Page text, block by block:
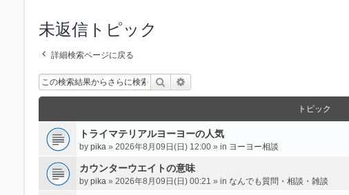
未返信トピック
詳細検索ページに戻る
検索
トピック
トライマテリアルヨーヨーの人気
by pika » 2026年8月09日(日) 12:00 » in ヨーヨー相談
カウンターウエイトの意味
by pika » 2026年8月09日(日) 00:21 » in なんでも質問・相談・雑談